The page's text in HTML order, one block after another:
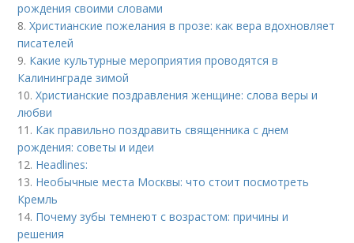
рождения своими словами
8.Христианские пожелания в прозе: как вера вдохновляет
писателей
9. Какие культурные мероприятия проводятся в
Калининграде зимой
10.Христианские поздравления женщине: слова веры и
любви
11. Как правильно поздравить священника с днем
рождения: советы и идеи
12. Headlines:
13. Необычные места Москвы: что стоит посмотреть
Кремль
14. Почему зубы темнеют с возрастом: причины и
решения